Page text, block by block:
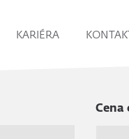
KARIÉRA
Cena